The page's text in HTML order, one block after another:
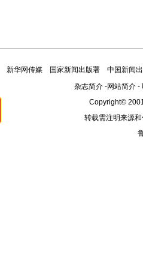
新华网传媒 国家新闻出版署
中国新闻
杂志简介-网站简介-
Copyright©
转载需注明来源